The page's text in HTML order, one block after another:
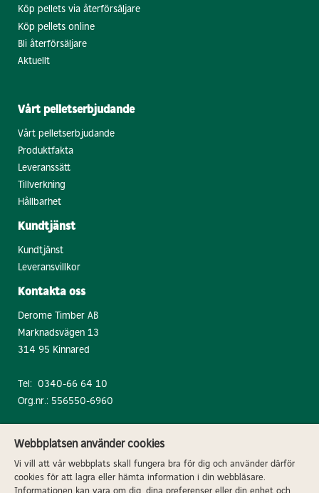
Köp pellets via återförsäljare
Köp pellets online
Bli återförsäljare
Aktuellt
Vårt pelletserbjudande
Vårt pelletserbjudande
Produktfakta
Leveranssätt
Tillverkning
Hållbarhet
Kundtjänst
Kundtjänst
Leveransvillkor
Kontakta oss
Derome Timber AB
Marknadsvägen 13
314 95 Kinnared
Tel: 0340-66 64 10
Org.nr.: 556550-6960
Postadress: 432 87 Veddige | Besöks- och
Webbplatsen använder cookies
Vi vill att vår webbplats skall fungera bra för dig och använder därför
cookies för att lagra eller hämta information i din webbläsare.
Informationen kan vara om dig, dina preferenser eller din enhet och